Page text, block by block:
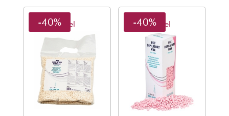
Sibel
-40% Sibel
-40%